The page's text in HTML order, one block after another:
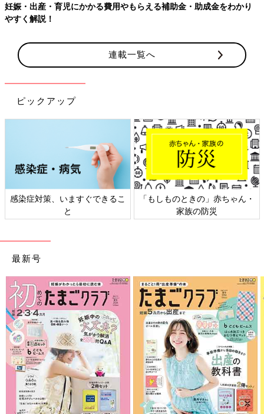
妊娠・出産・育児にかかる費用やもらえる補助金・助成金をわかり
やすく解説！
連載一覧へ
ピックアップ
感染症対策、いますぐできるこ
と
「もしものときの」赤ちゃん・
家族の防災
最新号